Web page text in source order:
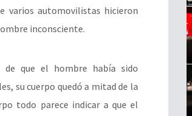
varios automovilistas hicieron
inconsciente.
que el hombre había sido
su cuerpo quedó a mitad de la
todo parece indicar a que el